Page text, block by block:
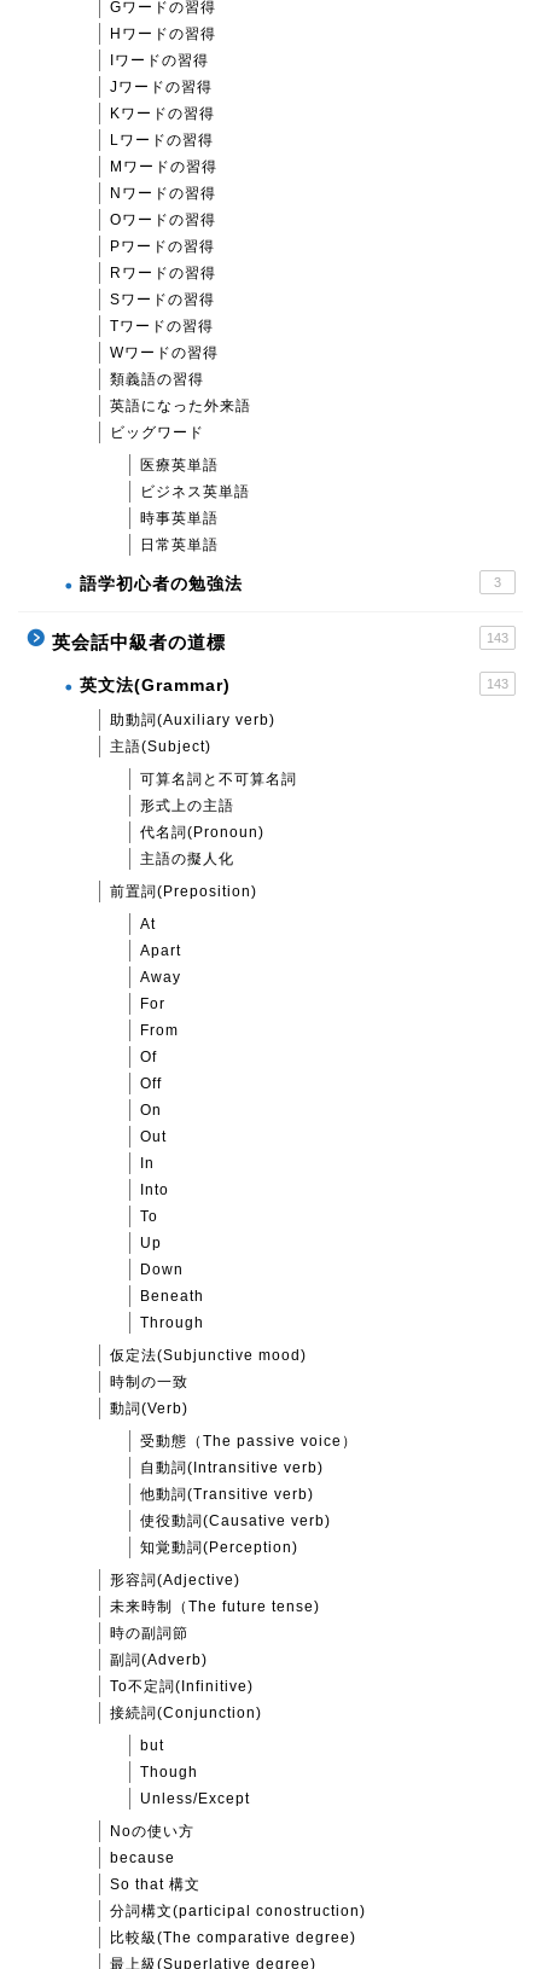
Gワードの習得
Hワードの習得
Iワードの習得
Jワードの習得
Kワードの習得
Lワードの習得
Mワードの習得
Nワードの習得
Oワードの習得
Pワードの習得
Rワードの習得
Sワードの習得
Tワードの習得
Wワードの習得
類義語の習得
英語になった外来語
ビッグワード
医療英単語
ビジネス英単語
時事英単語
日常英単語
語学初心者の勉強法 3
英会話中級者の道標 143
英文法(Grammar) 143
助動詞(Auxiliary verb)
主語(Subject)
可算名詞と不可算名詞
形式上の主語
代名詞(Pronoun)
主語の擬人化
前置詞(Preposition)
At
Apart
Away
For
From
Of
Off
On
Out
In
Into
To
Up
Down
Beneath
Through
仮定法(Subjunctive mood)
時制の一致
動詞(Verb)
受動態（The passive voice）
自動詞(Intransitive verb)
他動詞(Transitive verb)
使役動詞(Causative verb)
知覚動詞(Perception)
形容詞(Adjective)
未来時制（The future tense)
時の副詞節
副詞(Adverb)
To不定詞(Infinitive)
接続詞(Conjunction)
but
Though
Unless/Except
Noの使い方
because
So that 構文
分詞構文(participal conostruction)
比較級(The comparative degree)
最上級(Superlative degree)